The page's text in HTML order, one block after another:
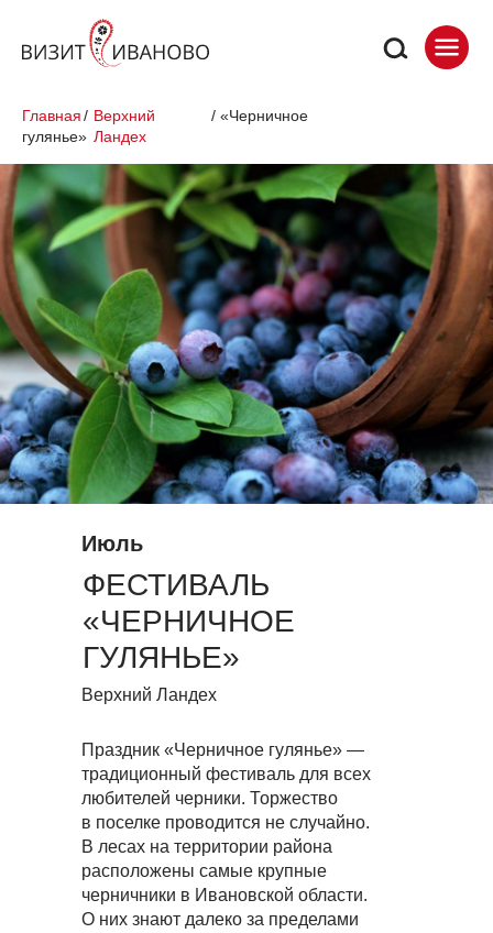
ФЕСТИВАЛЬ
«ЧЕРНИЧНОЕ
ГУЛЯНЬЕ»
Праздник «Черничное гулянье» —
традиционный фестиваль для всех
любителей черники. Торжество
в поселке проводится не случайно.
В лесах на территории района
расположены самые крупные
черничники в Ивановской области.
О них знают далеко за пределами
Июль
Верхний Ландех
Главная/ Верхний
Ландех
/ «Черничное
гулянье»